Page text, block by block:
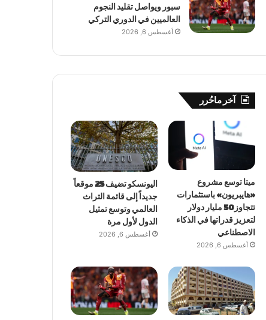
سبور ويواصل تقليد النجوم
العالميين في الدوري التركي
أغسطس 6, 2026
آخر ماحُرر
ميتا توسع مشروع
«هايبريون» باستثمارات
تتجاوز 50 مليار دولار
لتعزيز قدراتها في الذكاء
الاصطناعي
أغسطس 6, 2026
اليونسكو تضيف 25 موقعاً
جديداً إلى قائمة التراث
العالمي وتوسع تمثيل
الدول لأول مرة
أغسطس 6, 2026